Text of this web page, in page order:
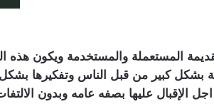
المستعملة والمستخدمة ويكون هذه
بشكل كبير من قبل الناس وتفكيرها
الإقبال عليها بصفه عامه وبدون